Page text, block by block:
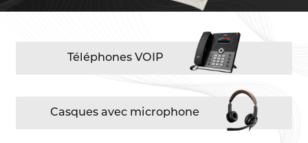
Téléphones VOIP
Casques avec microphone